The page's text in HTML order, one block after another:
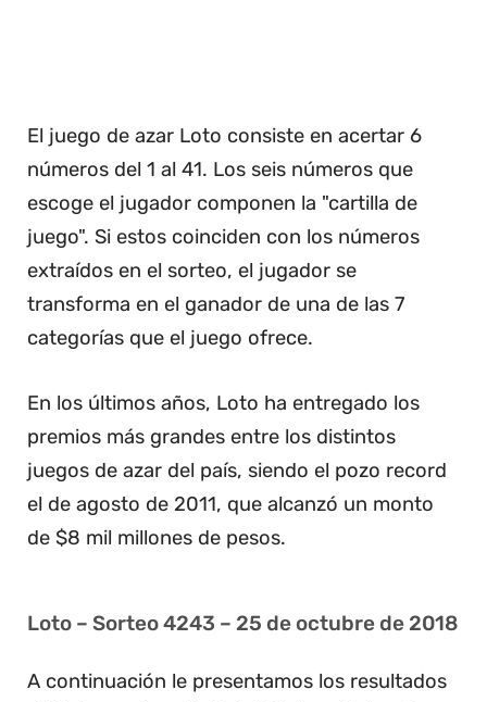
El juego de azar Loto consiste en acertar 6
números del 1 al 41. Los seis números que
escoge el jugador componen la "cartilla de
juego". Si estos coinciden con los números
extraídos en el sorteo, el jugador se
transforma en el ganador de una de las 7
categorías que el juego ofrece.
En los últimos años, Loto ha entregado los
premios más grandes entre los distintos
juegos de azar del país, siendo el pozo record
el de agosto de 2011, que alcanzó un monto
de $8 mil millones de pesos.
Loto – Sorteo 4243 – 25 de octubre de 2018
A continuación le presentamos los resultados